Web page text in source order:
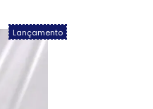
Lançamento